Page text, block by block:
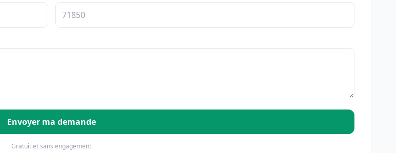
Envoyer ma demande
Gratuit et sans engagement